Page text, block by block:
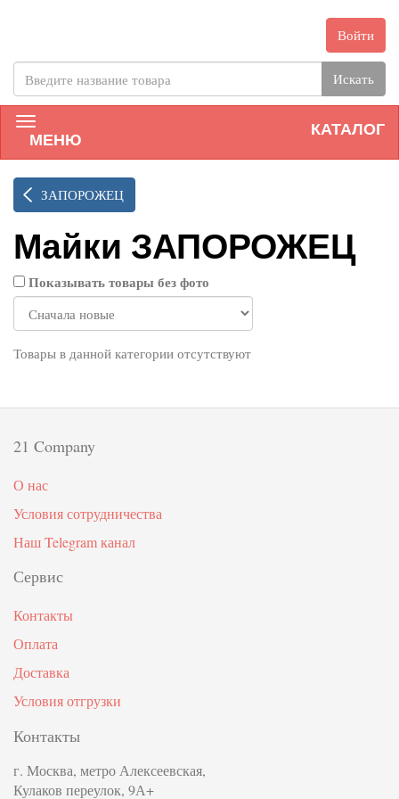
Войти
Искать
КАТАЛОГ
МЕНЮ
ЗАПОРОЖЕЦ
Майки ЗАПОРОЖЕЦ
Показывать товары без фото
Товары в данной категории отсутствуют
21 Company
О нас
Условия сотрудничества
Наш Telegram канал
Сервис
Контакты
Оплата
Доставка
Условия отгрузки
Контакты
г. Москва, метро Алексеевская,
Кулаков переулок, 9А+